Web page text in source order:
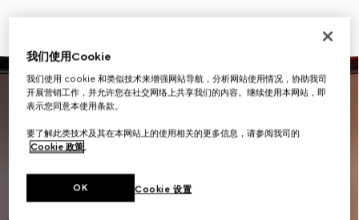
我们使用Cookie
我们使用 cookie 和类似技术来增强网站导航，分析网站使用情况，协助我司
开展营销工作，并允许您在社交网络上共享我们的内容。继续使用本网站，即
表示您同意本使用条款。
要了解此类技术及其在本网站上的使用相关的更多信息，请参阅我司的
Cookie 政策。
Cookie 设置
OK